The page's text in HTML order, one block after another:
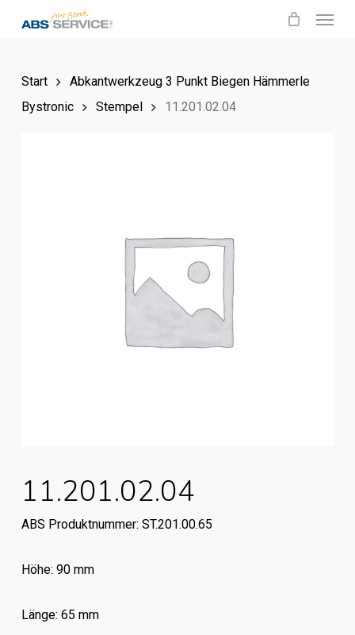
content
Start
Abkantwerkzeug 3 Punkt Biegen Hämmerle
Bystronic
Stempel 11.201.02.04
11.201.02.04
ABS Produktnummer: ST.201.00.65
Höhe: 90 mm
Länge: 65 mm